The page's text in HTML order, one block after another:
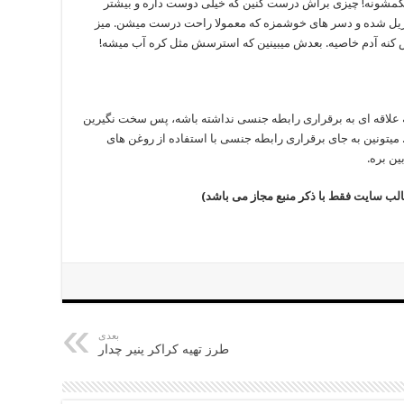
چیزی براش درست کنین که خیلی دوست داره و بیشتر
گریل شده و دسر های خوشمزه که معمولا راحت درست میشن. میز
کنه آدم خاصیه. بعدش میبینین که استرسش مثل کره آب میشه!
ای به برقراری رابطه جنسی نداشته باشه، پس سخت نگیرین
به جای برقراری رابطه جنسی با استفاده از روغن های
بره.
سایت فقط با ذکر منبع مجاز می باشد)
بعدی
طرز تهیه کراکر پنیر چدار